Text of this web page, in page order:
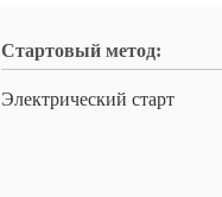
Стартовый метод:
Электрический старт